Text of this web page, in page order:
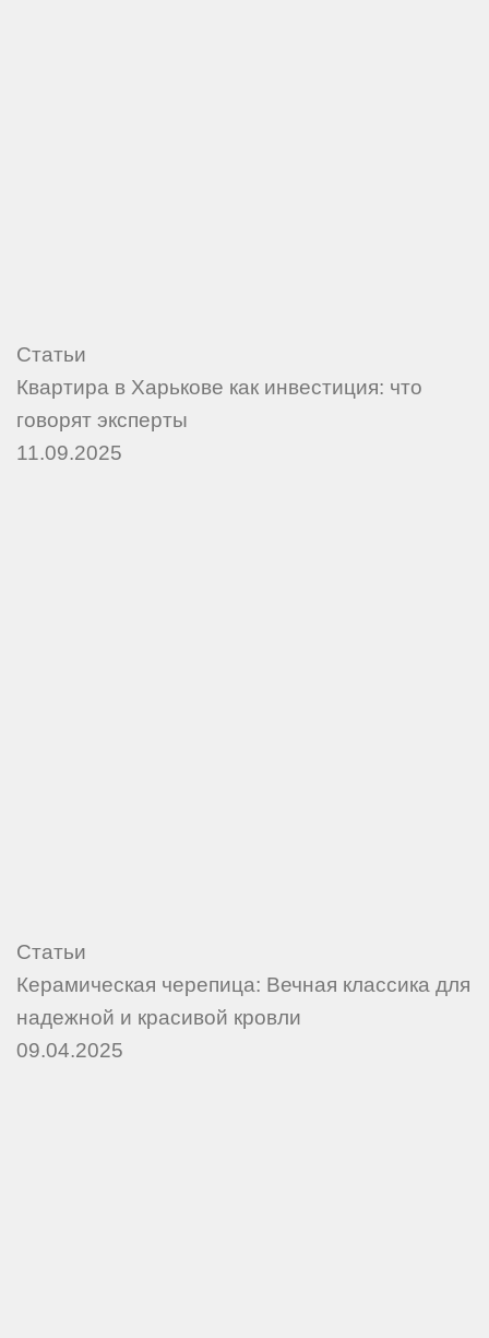
Статьи
Квартира в Харькове как инвестиция: что
говорят эксперты
11.09.2025
Статьи
Керамическая черепица: Вечная классика для
надежной и красивой кровли
09.04.2025